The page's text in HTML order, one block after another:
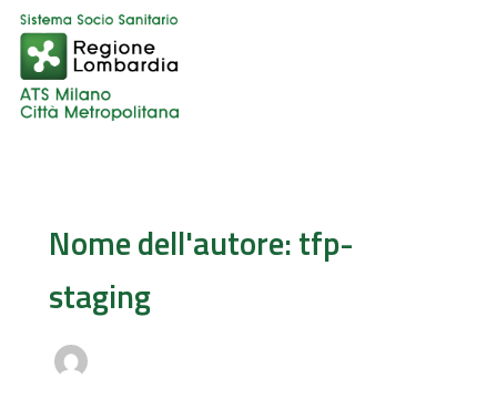
Vai
contenuto
Nome dell'autore: tfp-
staging